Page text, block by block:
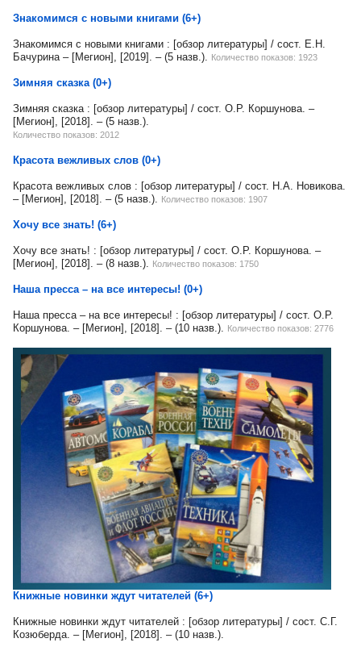
Знакомимся с новыми книгами (6+)
Знакомимся с новыми книгами : [обзор литературы] / сост. Е.Н.
Бачурина – [Мегион], [2019]. – (5 назв.). Количество показов: 1923
Зимняя сказка (0+)
Зимняя сказка : [обзор литературы] / сост. О.Р. Коршунова. –
[Мегион], [2018]. – (5 назв.).
Количество показов: 2012
Красота вежливых слов (0+)
Красота вежливых слов : [обзор литературы] / сост. Н.А. Новикова.
– [Мегион], [2018]. – (5 назв.). Количество показов: 1907
Хочу все знать! (6+)
Хочу все знать! : [обзор литературы] / сост. О.Р. Коршунова. –
[Мегион], [2018]. – (8 назв.). Количество показов: 1750
Наша пресса – на все интересы! (0+)
Наша пресса – на все интересы! : [обзор литературы] / сост. О.Р.
Коршунова. – [Мегион], [2018]. – (10 назв.). Количество показов: 2776
Книжные новинки ждут читателей (6+)
Книжные новинки ждут читателей : [обзор литературы] / сост. С.Г.
Козюберда. – [Мегион], [2018]. – (10 назв.).